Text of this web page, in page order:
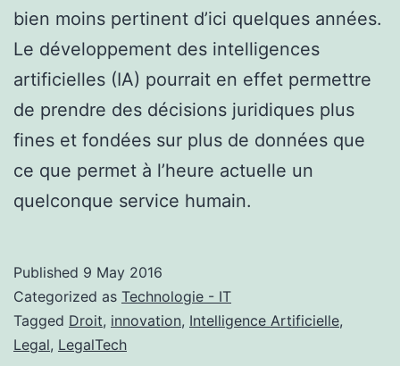
bien moins pertinent d’ici quelques années.
Le développement des intelligences
artificielles (IA) pourrait en effet permettre
de prendre des décisions juridiques plus
fines et fondées sur plus de données que
ce que permet à l’heure actuelle un
quelconque service humain.
Published 9 May 2016
Categorized as Technologie - IT
Tagged Droit, innovation, Intelligence Artificielle,
Legal, LegalTech